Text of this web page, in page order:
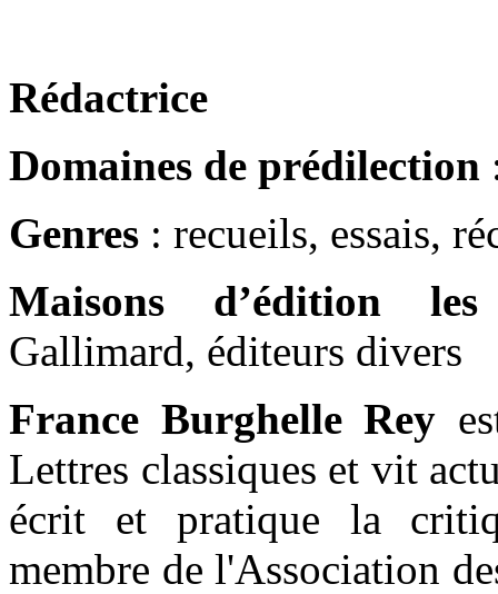
Rédactrice
Domaines de prédilection
Genres : recueils, essais,
Maisons d’édition
Gallimard, éditeurs divers
France Burghelle Rey
Lettres classiques et vit
écrit et pratique la
membre de l'Association